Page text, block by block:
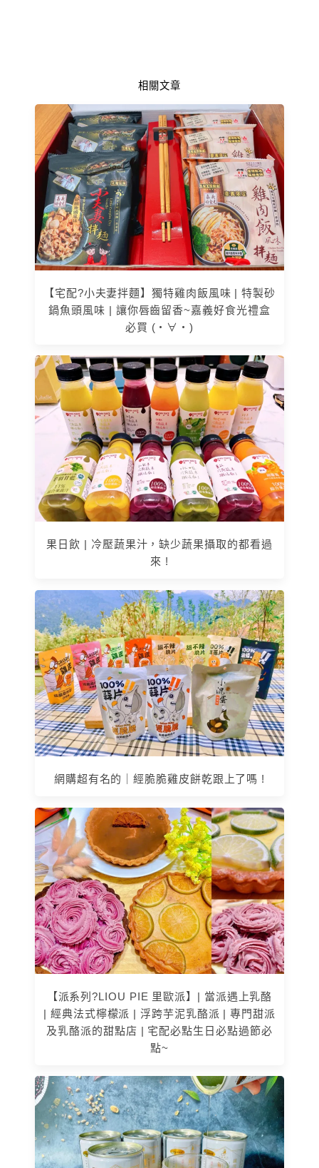
相關文章
【宅配?小夫妻拌麵】獨特雞肉飯風味 | 特製砂
鍋魚頭風味 | 讓你唇齒留香~嘉義好食光禮盒
必買 (・∀・)
果日飲 | 冷壓蔬果汁，缺少蔬果攝取的都看過
來 !
網購超有名的｜經脆脆雞皮餅乾跟上了嗎 !
【派系列?LIOU PIE 里歐派】| 當派遇上乳酪
| 經典法式檸檬派 | 浮跨芋泥乳酪派 | 專門甜派
及乳酪派的甜點店 | 宅配必點生日必點過節必
點~